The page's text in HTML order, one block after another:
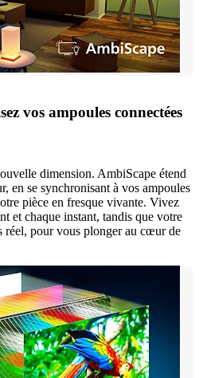
vos ampoules connectées
dimension. AmbiScape étend
en se synchronisant à vos ampoules
pièce en fresque vivante. Vivez
et chaque instant, tandis que votre
réel, pour vous plonger au cœur de